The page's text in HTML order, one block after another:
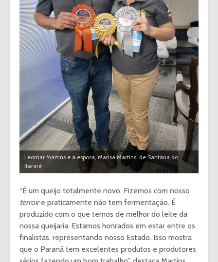
Leomar Martins e a esposa, Marisa Martins, de Santana do
Itararé
“É um queijo totalmente novo. Fizemos com nosso
terroire praticamente não tem fermentação. É
produzido com o que temos de melhor do leite da
nossa queijaria. Estamos honrados em estar entre os
finalistas, representando nosso Estado. Isso mostra
que o Paraná tem excelentes produtos e produtores